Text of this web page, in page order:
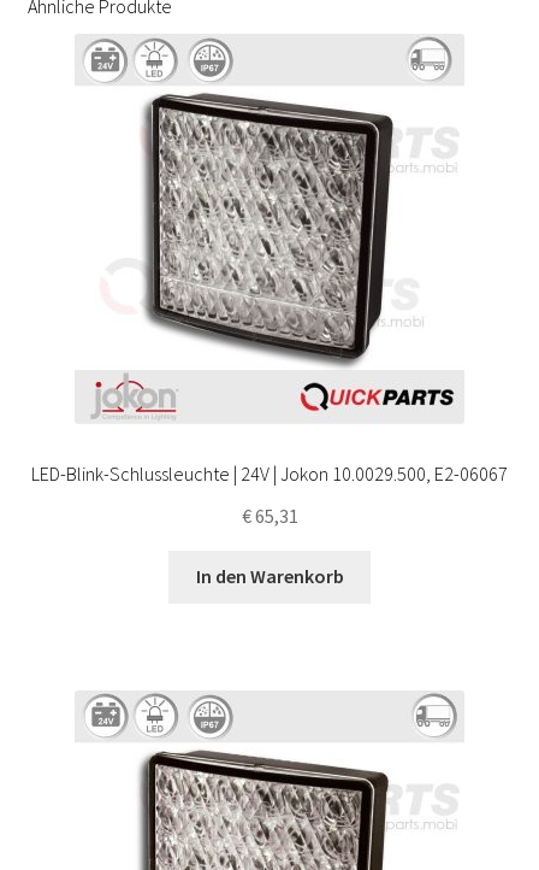
Ähnliche Produkte
LED-Blink-Schlussleuchte | 24V | Jokon 10.0029.500, E2-06067
€65,31
In den Warenkorb